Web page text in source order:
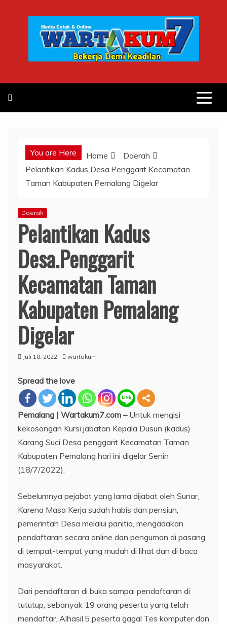
You are Here Home
Daerah
Pelantikan Kadus Desa.Penggarit Kecamatan
Taman Kabupaten Pemalang Digelar
Daerah
Pelantikan Kadus
Desa.Penggarit
Kecamatan Taman
Kabupaten Pemalang
Digelar
Juli 18, 2022 wartakum
Spread the love
Pemalang | Wartakum7.com –Untuk mengisi
kekosongan Kursi jabatan Kepala Dusun (kadus)
Karang Suci Desa penggarit Kecamatan Taman
Kabupaten Pemalang hari ini digelar Senin
(18/7/2022).
Sebelumnya pejabat yang lama dijabat oleh Sunar,
Karena Masa Kerja sudah habis dan pensiun,
pemerintah Desa melalui panitia, mengadakan
pendaftaran secara online dan penguman di pasang
di tempat-tempat yang mudah di lihat dan di baca
masyarakat.
Dari pendaftaran di buka sampai pendaftaran di
tututup, sebanyak 19 orang peserta yang telah
mendaftar. Alhasil.5 peserta gagal Tes komputer dan